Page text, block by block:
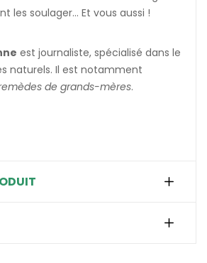
les soulager... Et vous aussi !
est journaliste, spécialisé dans le
naturels. Il est notamment
de grands-mères.